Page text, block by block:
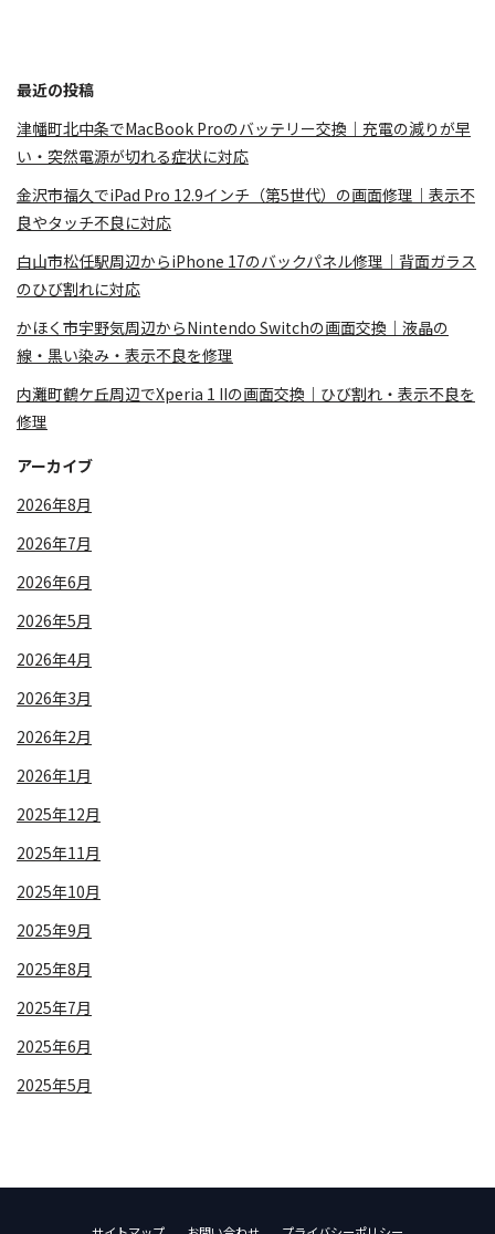
最近の投稿
津幡町北中条でMacBook Proのバッテリー交換｜充電の減りが早
い・突然電源が切れる症状に対応
金沢市福久でiPad Pro 12.9インチ（第5世代）の画面修理｜表示不
良やタッチ不良に対応
白山市松任駅周辺からiPhone 17のバックパネル修理｜背面ガラス
のひび割れに対応
かほく市宇野気周辺からNintendo Switchの画面交換｜液晶の
線・黒い染み・表示不良を修理
内灘町鶴ケ丘周辺でXperia 1 IIの画面交換｜ひび割れ・表示不良を
修理
アーカイブ
2026年8月
2026年7月
2026年6月
2026年5月
2026年4月
2026年3月
2026年2月
2026年1月
2025年12月
2025年11月
2025年10月
2025年9月
2025年8月
2025年7月
2025年6月
2025年5月